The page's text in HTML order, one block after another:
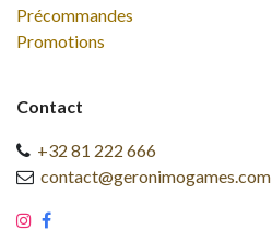
Précommandes
Promotions
Contact
+32 81 222 666
contact@geronimogames.com